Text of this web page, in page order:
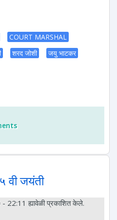
COURT MARSHAL
शरद जोशी जयु भाटकर
MARSHAL - SHARAD JOSHI
वी जयंती
ह्यावेळी प्रकाशित केले.